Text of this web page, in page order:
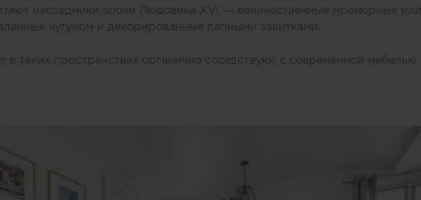
наследники эпохи Людовика XVI — величественные мраморные или
чугуном и декорированные лепными завитками.
в таких пространствах органично соседствуют с современной мебелью